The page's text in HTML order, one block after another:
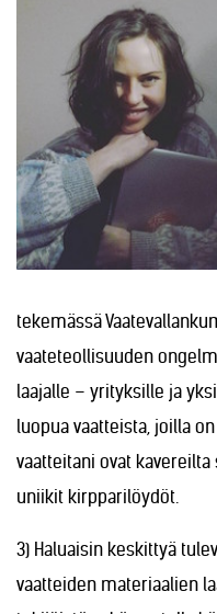
tekemässä
vaateteollisuuden
laajalle – yrityksille ja
luopua vaatteista, joilla
vaatteitani ovat
uniikit kirpparilöydöt.
3) Haluaisin keskittyä
vaatteiden materiaalien